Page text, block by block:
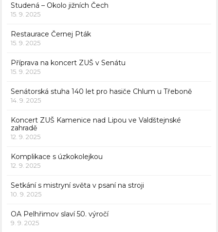
Studená – Okolo jižních Čech
15. 9. 2025
Restaurace Černej Pták
15. 9. 2025
Příprava na koncert ZUŠ v Senátu
15. 9. 2025
Senátorská stuha 140 let pro hasiče Chlum u Třeboně
14. 9. 2025
Koncert ZUŠ Kamenice nad Lipou ve Valdštejnské
zahradě
12. 9. 2025
Komplikace s úzkokolejkou
12. 9. 2025
Setkání s mistryní světa v psaní na stroji
10. 9. 2025
OA Pelhřimov slaví 50. výročí
9. 9. 2025